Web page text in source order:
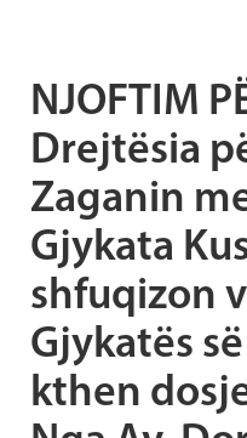
NJOFTIM
Drejtësia
Zaganin
Gjykata
shfuqizon
Gjykatës
kthen